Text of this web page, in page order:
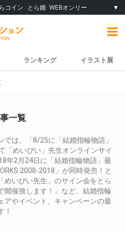
コイン とら婚 WEBオンリー ▼
ランキング イラスト展
一覧
では、「8/25に「結婚指輪物語」
「めいびい」先生オンラインサイ
年2月24日に「結婚指輪物語」最
2008‐2018」が同時発売！と
めいびい先生」のサイン会をとら
開催致します！」など、結婚指輪
アやイベント、キャンペーンの最
！